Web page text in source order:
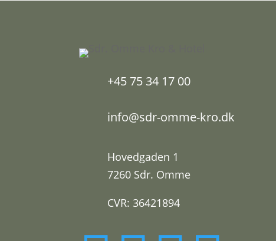
+45 75 34 17 00
info@sdr-omme-kro.dk
Hovedgaden 1
7260 Sdr. Omme
CVR: 36421894